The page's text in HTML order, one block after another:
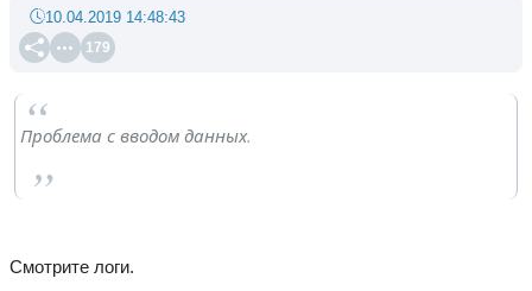
179
10.04.2019 14:48:43
Проблема с вводом данных.
Смотрите логи.